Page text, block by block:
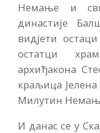
Немање и
династије
видјети
остатци
архиђакона
краљица
Милутин
И данас се у